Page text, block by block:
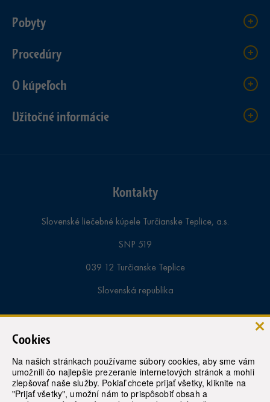
Cookies
Na našich stránkach používame súbory cookies, aby sme vám
umožnili čo najlepšie prezeranie internetových stránok a mohli
zlepšovať naše služby. Pokiaľ chcete prijať všetky, kliknite na
"Prijať všetky", umožní nám to prispôsobiť obsah a
Pobyty
Procedúry
O kúpeľoch
Užitočné informácie
Kontakty
Slovenské liečebné kúpele Turčianske Teplice, a.s.
SNP 519
039 12 Turčianske Teplice
Slovenská republika
tel. samoplatci:+421-43-4913 000
tel. poistenci:+421-43-4913 363